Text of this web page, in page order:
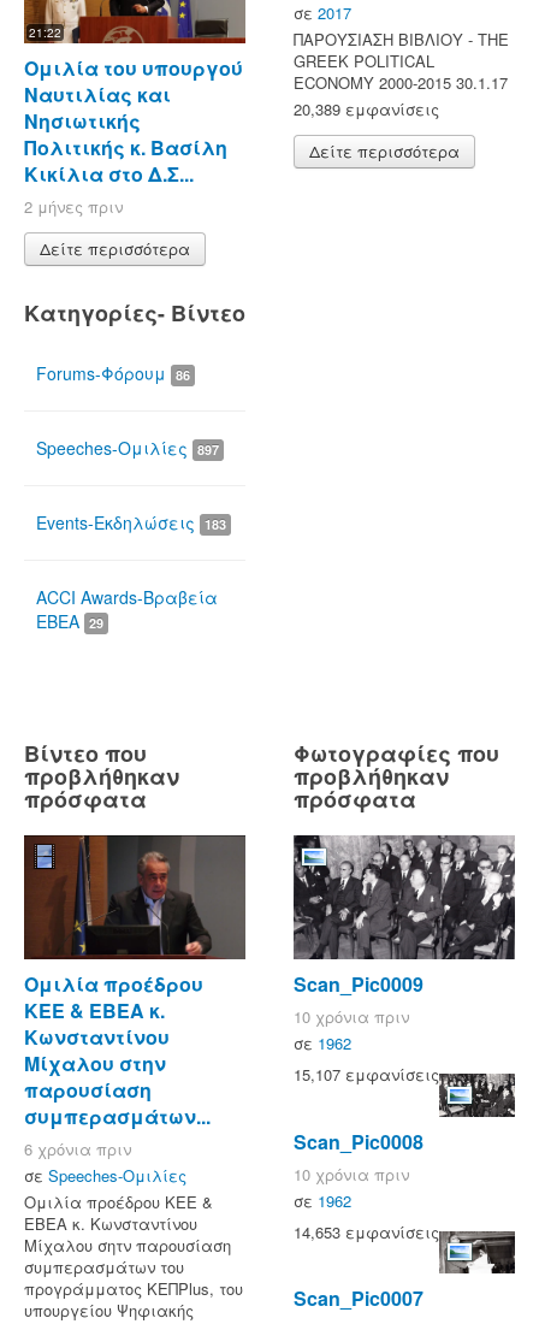
21:22
Ομιλία του υπουργού
Ναυτιλίας και
Νησιωτικής
Πολιτικής κ. Βασίλη
Κικίλια στο Δ.Σ...
2 μήνες πριν
Δείτε περισσότερα
Κατηγορίες- Βίντεο
Forums-Φόρουμ 86
Speeches-Ομιλίες 897
Events-Εκδηλώσεις 183
ACCI Awards-Βραβεία
ΕΒΕΑ 29
σε 2017
ΠΑΡΟΥΣΙΑΣΗ ΒΙΒΛΙΟΥ - ΤΗΕ
GREEK POLITICAL
ECONOMY 2000-2015 30.1.17
20,389 εμφανίσεις
Δείτε περισσότερα
Βίντεο που
προβλήθηκαν
πρόσφατα
Ομιλία προέδρου
ΚΕΕ & ΕΒΕΑ κ.
Κωνσταντίνου
Μίχαλου στην
παρουσίαση
συμπερασμάτων...
6 χρόνια πριν
σε Speeches-Ομιλίες
Ομιλία προέδρου ΚΕΕ &
ΕΒΕΑ κ. Κωνσταντίνου
Μίχαλου σητν παρουσίαση
συμπερασμάτων του
προγράμματος ΚΕΠPlus, του
υπουργείου Ψηφιακής
Φωτογραφίες που
προβλήθηκαν
πρόσφατα
Scan_Pic0009
10 χρόνια πριν
σε 1962
15,107 εμφανίσεις
Scan_Pic0008
10 χρόνια πριν
σε 1962
14,653 εμφανίσεις
Scan_Pic0007